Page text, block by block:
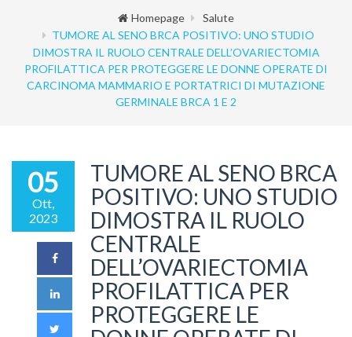
Homepage
Salute
TUMORE AL SENO BRCA POSITIVO: UNO STUDIO
DIMOSTRA IL RUOLO CENTRALE DELL’OVARIECTOMIA
PROFILATTICA PER PROTEGGERE LE DONNE OPERATE DI
CARCINOMA MAMMARIO E PORTATRICI DI MUTAZIONE
GERMINALE BRCA 1 E 2
05
Ott,
2023
TUMORE AL SENO BRCA
POSITIVO: UNO STUDIO
DIMOSTRA IL RUOLO
CENTRALE
DELL’OVARIECTOMIA
PROFILATTICA PER
PROTEGGERE LE